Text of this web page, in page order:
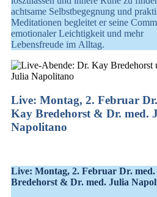
achtsame Selbstbegegnung und
Meditationen begleitet er seine
emotionaler Leichtigkeit und mehr
Lebensfreude im Alltag.
Live: Montag, 2. Februar
Kay Bredehorst & Dr. med.
Napolitano
Live: Montag, 2. Februar Dr.
Bredehorst & Dr. med. Julia